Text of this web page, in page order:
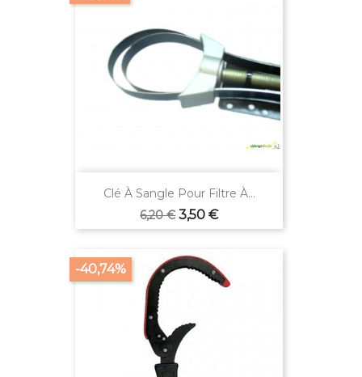
Clé À Sangle Pour Filtre À...
Prix
de
6,20 € Prix
3,50 €
-40,74%